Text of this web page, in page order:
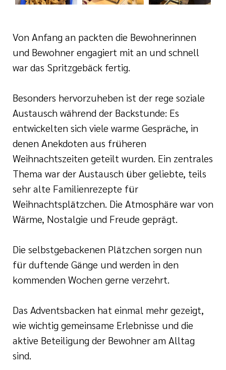
II
Von Anfang an packten die Bewohnerinnen
und Bewohner engagiert mit an und schnell
war das Spritzgebäck fertig.
Besonders hervorzuheben ist der rege soziale
Austausch während der Backstunde: Es
entwickelten sich viele warme Gespräche, in
denen Anekdoten aus früheren
Weihnachtszeiten geteilt wurden. Ein zentrales
Thema war der Austausch über geliebte, teils
sehr alte Familienrezepte für
Weihnachtsplätzchen. Die Atmosphäre war von
Wärme, Nostalgie und Freude geprägt.
Die selbstgebackenen Plätzchen sorgen nun
für duftende Gänge und werden in den
kommenden Wochen gerne verzehrt.
Das Adventsbacken hat einmal mehr gezeigt,
wie wichtig gemeinsame Erlebnisse und die
aktive Beteiligung der Bewohner am Alltag
sind.